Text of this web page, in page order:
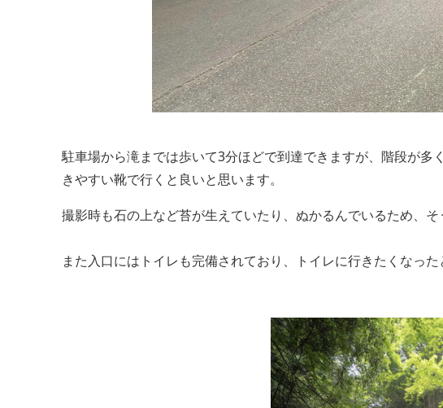
駐車場から滝までは歩いて3分ほどで到達できますが、階段が
きやすい靴で行くと良いと思います。
撮影時も石の上など苔が生えていたり、ぬかるんでいるため、
また入口にはトイレも完備されており、トイレに行きたくなった